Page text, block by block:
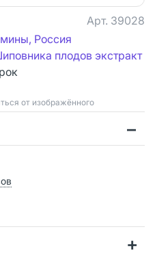
Арт. 39028
Россия
плодов экстракт
от изображённого